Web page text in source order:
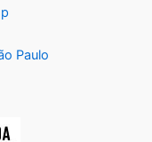
Paulo